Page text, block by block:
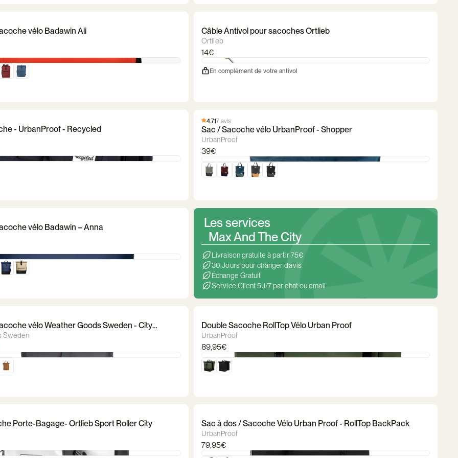
vélo Badawin Ali Câble Antivol pour sacoches Ortlieb
Ortlieb
14€
En complément de votre antivol
- UrbanProof - Recycled
4.717 avis
Sac / Sacoche vélo UrbanProof - Shopper
UrbanProof
39€
vélo Badawin – Anna
Les services
Max And The City
Livraison gratuite à partir 75€
30 Jours pour changer d'avis
Échange Gratuit
Service Client 5J/7 par chat ou email
vélo Weather Goods Sweden - City
Sweden
Double Sacoche RollTop Vélo Urban Proof
UrbanProof
89,95€
Porte-Bagage- Ortlieb Sport Roller City Sac à dos / Sacoche Vélo Urban Proof - RollTop BackPack
UrbanProof
79,95€